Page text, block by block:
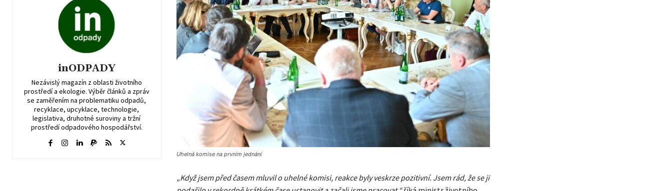
inODPADY
Nezávislý magazín z oblasti životního
prostředí a ekologie. Výběr článků a zpráv
se zaměřením na problematiku odpadů,
recyklace, upcyklace, technologie,
legislativa, druhotné suroviny a tržní
prostředí odpadového hospodářství.
Uhelná komise na prvním jednání
„Když jsem před časem mluvil o uhelné komisi, reakce byly veskrze pozitivní. Jsem rád, že se ji